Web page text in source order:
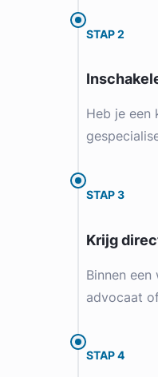
STAP 2
Heb je een
STAP 3
Krijg
Binnen
advocaat
STAP 4